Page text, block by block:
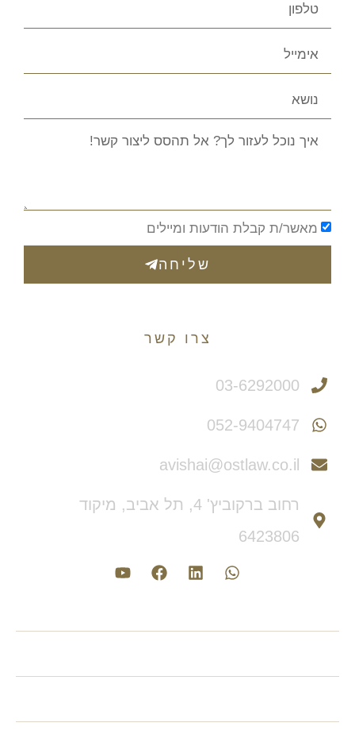
מאשר/ת קבלת הודעות ומיילים
שליחה
צרו קשר
03-6292000
052-9404747
avishai@ostlaw.co.il
רחוב ברקוביץ' 4, תל אביב, מיקוד
6423806